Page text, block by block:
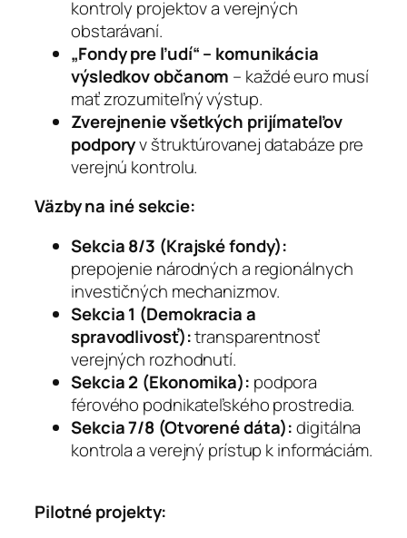
kontroly projektov a verejných
obstarávaní.
„Fondy pre ľudí“ – komunikácia
výsledkov občanom – každé euro musí
mať zrozumiteľný výstup.
Zverejnenie všetkých prijímateľov
podporyv štruktúrovanej databáze pre
verejnú kontrolu.
Väzby na iné sekcie:
Sekcia 8/3 (Krajské fondy):
prepojenie národných a regionálnych
investičných mechanizmov.
Sekcia 1 (Demokracia a
spravodlivosť):transparentnosť
verejných rozhodnutí.
Sekcia 2 (Ekonomika): podpora
férového podnikateľského prostredia.
Sekcia 7/8 (Otvorené dáta):digitálna
kontrola a verejný prístup k informáciám.
Pilotné projekty: